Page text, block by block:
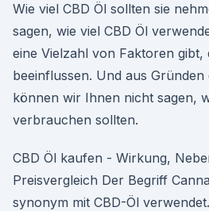
Wie viel CBD Öl sollten sie
sagen, wie viel CBD Öl
eine Vielzahl von Faktoren gibt,
beeinflussen. Und aus Gründen
können wir Ihnen nicht sagen,
verbrauchen sollten.
CBD Öl kaufen - Wirkung,
Preisvergleich Der Begriff
synonym mit CBD-Öl